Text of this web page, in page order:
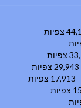
- 17,913 צפיות